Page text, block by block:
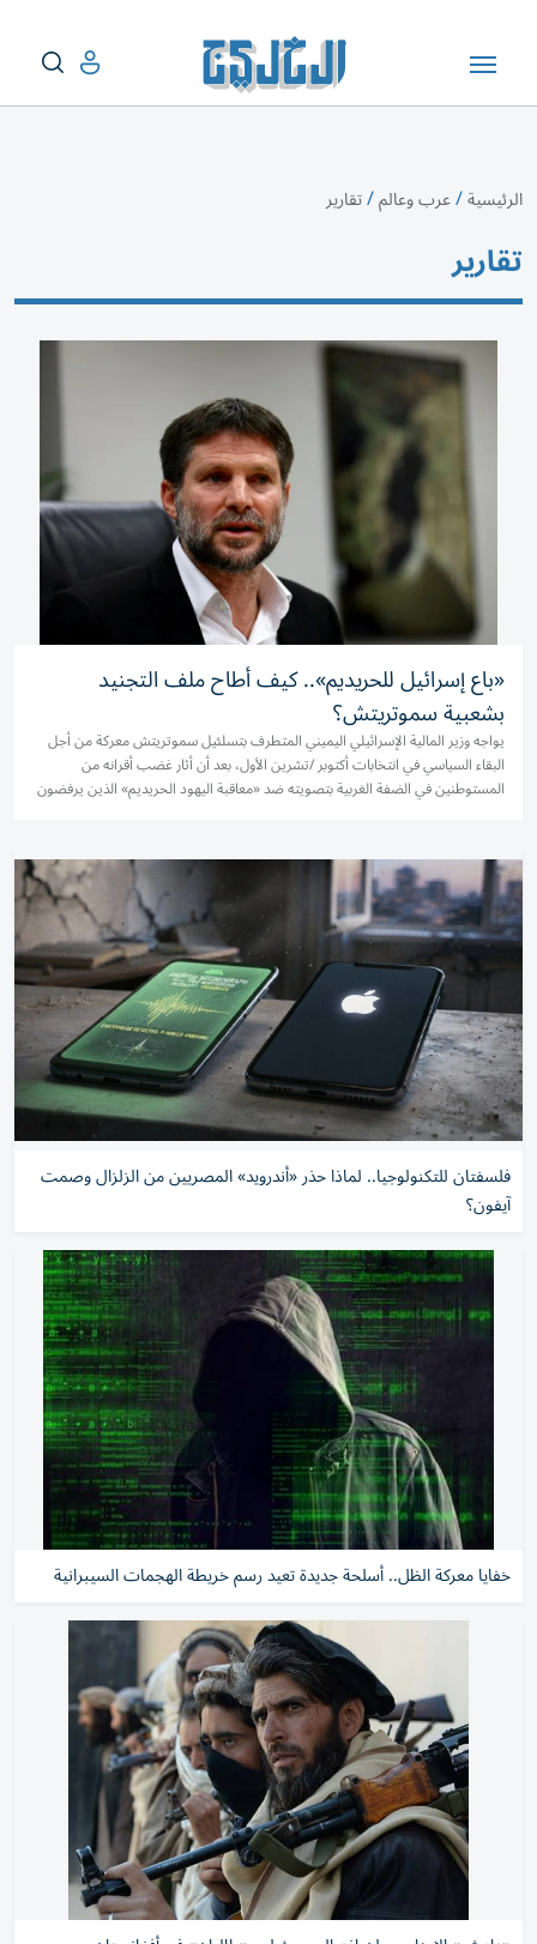
الرئيسية/عرب وعالم/تقارير
تقارير
«باع إسرائيل للحريديم».. كيف أطاح ملف التجنيد
بشعبية سموتريتش؟
يواجه وزير المالية الإسرائيلي اليميني المتطرف بتسلئيل سموتريتش معركة من أجل
البقاء السياسي ‌في انتخابات أكتوبر /تشرين الأول، بعد أن أثار غضب أقرانه من
المستوطنين في الضفة الغربية بتصويته ضد «معاقبة اليهود الحريديم» الذين يرفضون
فلسفتان للتكنولوجيا.. لماذا حذر «أندرويد» المصريين من الزلزال وصمت
آيفون؟
خفايا معركة الظل.. أسلحة جديدة تعيد رسم خريطة الهجمات السيبرانية